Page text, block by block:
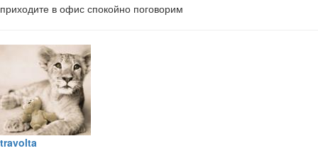
приходите в офис спокойно поговорим
travolta